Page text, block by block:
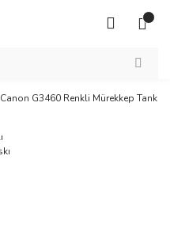
Canon G3460 Renkli Mürekkep Tanklı